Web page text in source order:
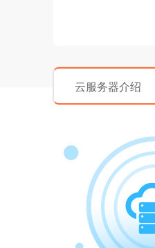
云服务器介绍